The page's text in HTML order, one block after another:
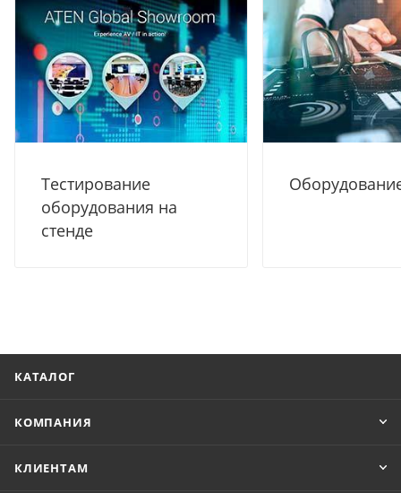
Тестирование
оборудования на
стенде
КАТАЛОГ
КОМПАНИЯ
КЛИЕНТАМ